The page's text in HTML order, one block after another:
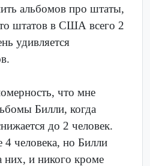
альбомов про штаты,
штатов в США всего 2
удивляется
что мне
Билли, когда
до 2 человек.
4 человека, но Билли
них, и никого кроме